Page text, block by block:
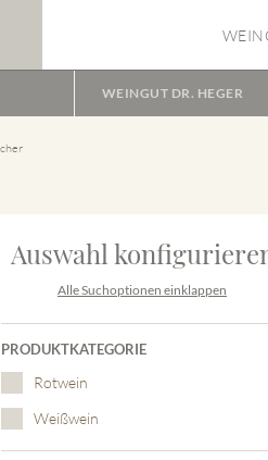
WEINGUT DR. HEGER
Auswahl
Alle Suchoptionen einklappen
PRODUKTKATEGORIE
Rotwein
Weißwein